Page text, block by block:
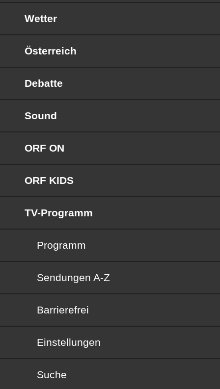
Wetter
Österreich
Debatte
Sound
ORF ON
ORF KIDS
TV-Programm
Programm
Sendungen von A bis Z
Sendungen A-Z
Barrierefrei
Barrierefrei
Einstellungen
Suche